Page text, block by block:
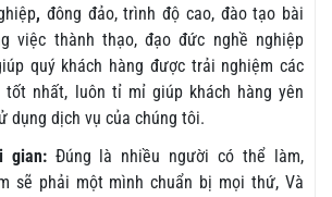
, đông đảo, trình độ cao, đào tạo bài
việc thành thạo, đạo đức nghề nghiệp
quý khách hàng được trải nghiệm các
nhất, luôn tỉ mỉ giúp khách hàng yên
dụng dịch vụ của chúng tôi.
gian:Đúng là nhiều người có thể làm,
sẽ phải một mình chuẩn bị mọi thứ, Và